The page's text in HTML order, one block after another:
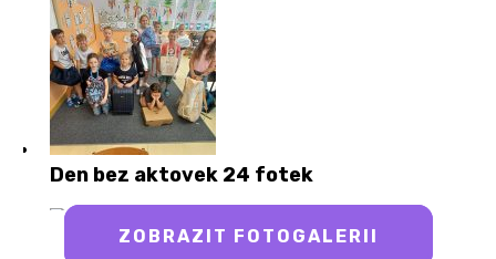
Den bez aktovek 24 fotek
Akademie 2026 65 fotek
ZOBRAZIT FOTOGALERII